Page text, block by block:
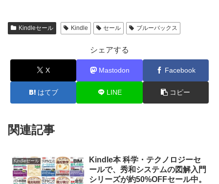
Kindleセール Kindle セール ブルーバックス
シェアする
X Mastodon Facebook
はてブ LINE コピー
関連記事
Kindleセール
Kindle本 科学・テクノロジーセ
ールで、秀和システムの図解入門
シリーズが約50%OFFセール中。